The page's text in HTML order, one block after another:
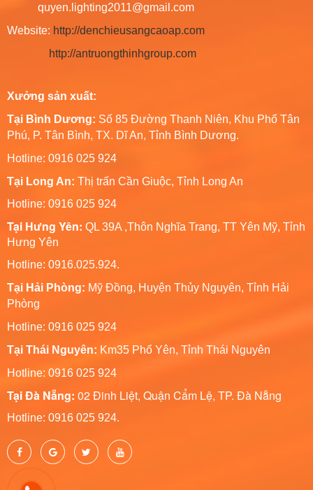
quyen.lighting2011@gmail.com
Website: http://denchieusangcaoap.com
http://antruongthinhgroup.com
Xưởng sản xuất:
Tại Bình Dương: Số 85 Đường Thanh Niên, Khu Phố Tân
Phú, P. Tân Bình, TX. Dĩ An, Tỉnh Bình Dương.
Hotline: 0916 025 924
Tại Long An: Thị trấn Cần Giuộc, Tỉnh Long An
Hotline: 0916 025 924
Tại Hưng Yên: QL 39A ,Thôn Nghĩa Trang, TT Yên Mỹ, Tỉnh
Hưng Yên
Hotline: 0916.025.924.
Tại Hải Phòng: Mỹ Đồng, Huyện Thủy Nguyên, Tỉnh Hải
Phòng
Hotline: 0916 025 924
Tại Thái Nguyên: Km35 Phổ Yên, Tỉnh Thái Nguyên
Hotline: 0916 025 924
Tại Đà Nẵng: 02 Đinh Liệt, Quận Cẩm Lệ, TP. Đà Nẵng
Hotline: 0916 025 924.